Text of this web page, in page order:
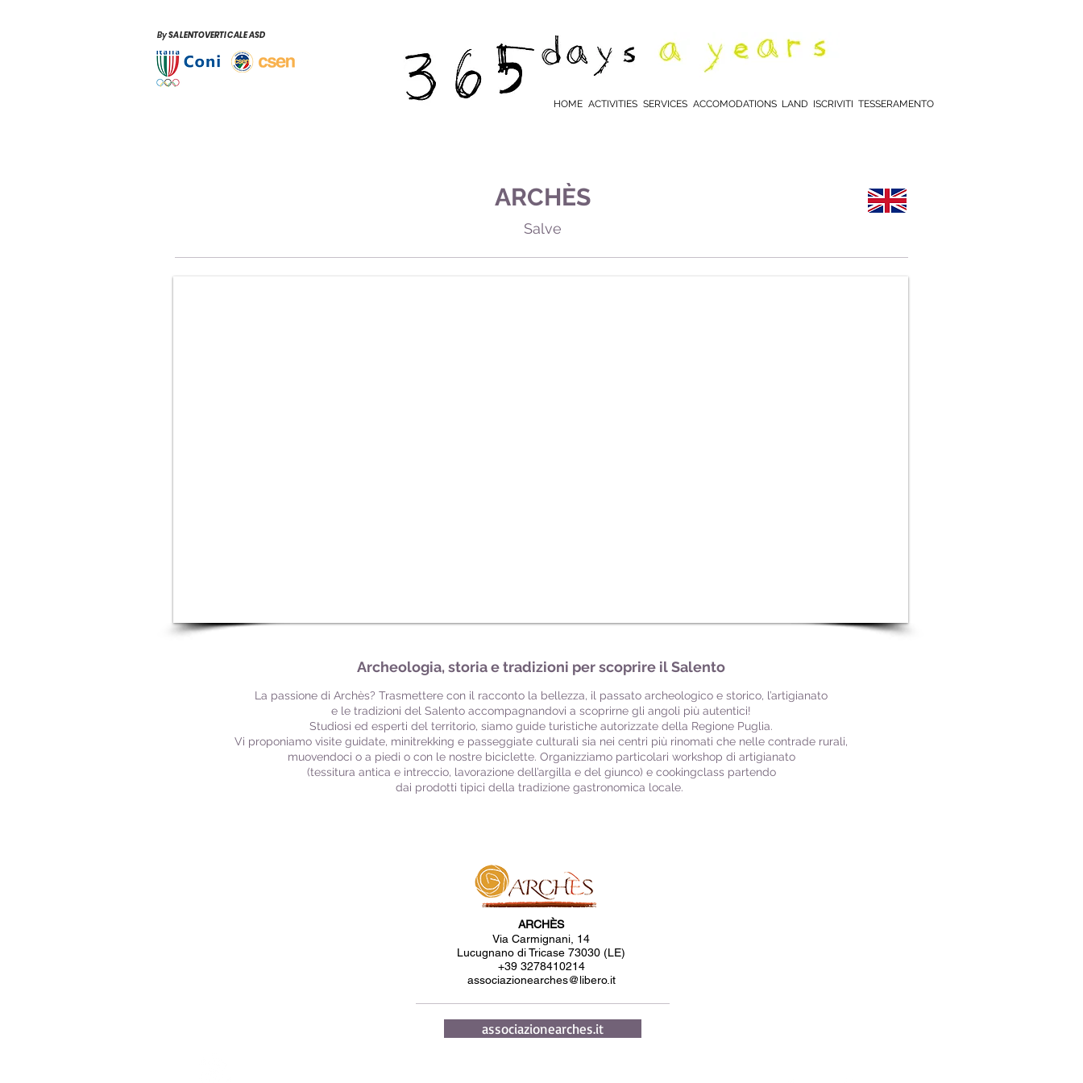
BySALENTOVERTICALE ASD
HOME ACTIVITIES SERVICES ACCOMODATIONS LAND ISCRIVITI TESSERAMENTO
ARCHÈS
Salve
Archeologia, storia e tradizioni per scoprire il Salento
La passione di Archès? Trasmettere con il racconto la bellezza, il passato archeologico e storico, l’artigianato
e le tradizioni del Salento accompagnandovi a scoprirne gli angoli più autentici!
Studiosi ed esperti del territorio, siamo guide turistiche autorizzate della Regione Puglia.
Vi proponiamo visite guidate, minitrekking e passeggiate culturali sia nei centri più rinomati che nelle contrade rurali,
muovendoci o a piedi o con le nostre biciclette. Organizziamo particolari workshop di artigianato
(tessitura antica e intreccio, lavorazione dell’argilla e del giunco) e cookingclass partendo
dai prodotti tipici della tradizione gastronomica locale.
ARCHÈS
Via Carmignani, 14
Lucugnano di Tricase 73030 (LE)
+39 3278410214
associazionearches@libero.it
associazionearches.it